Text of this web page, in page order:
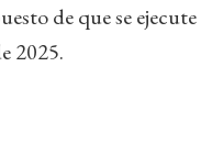
de que se ejecute
2025.